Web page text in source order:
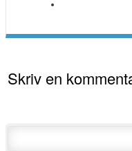
Skriv en